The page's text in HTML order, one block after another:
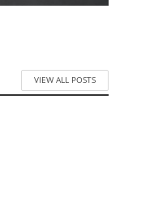
VIEW ALL POSTS